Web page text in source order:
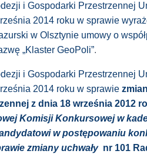
i Gospodarki Przestrzennej
2014 roku w sprawie
w Olsztynie umowy o
„Klaster GeoPoli”.
i Gospodarki Przestrzennej
2014 roku w sprawie
z dnia 18 września 2012
Komisji Konkursowej w
w postępowaniu
zmiany uchwałynr 101